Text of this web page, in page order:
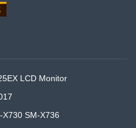
LCD Monitor
X730 SM-X736